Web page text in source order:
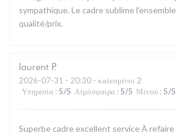
sympathique. Le cadre sublime
qualité/prix.
laurent P
2026-07-31 - 20:30 - καλεσμένοι 2
Υπηρεσία : 5/5 Ατμόσφαιρα : 5/5 Μενού : 5/5
Superbe cadre excellent service À refaire